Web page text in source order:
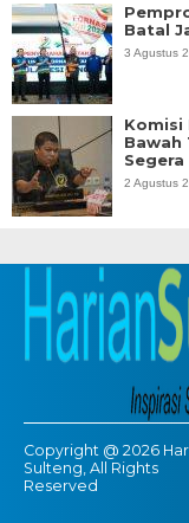
Batal
3 Agustus
Komisi
Bawah
2 Agustus
Copyright @ 2026
Sulteng, All Rights
Reserved